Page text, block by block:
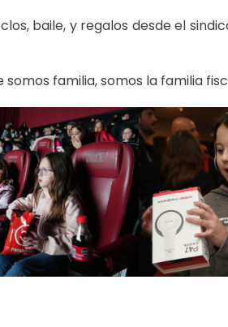
baile, y regalos desde el
familia, somos la familia